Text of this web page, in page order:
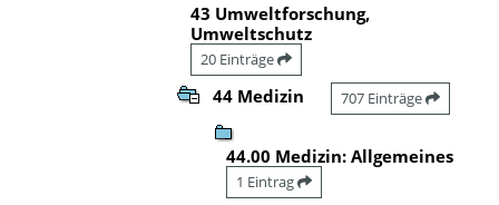
43 Umweltforschung,
Umweltschutz
20 Einträge
44 Medizin 707 Einträge
44.00 Medizin: Allgemeines
1 Eintrag